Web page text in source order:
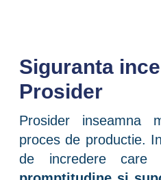
Siguranta
Prosider
Prosider inseamna
proces de productie.
de incredere care